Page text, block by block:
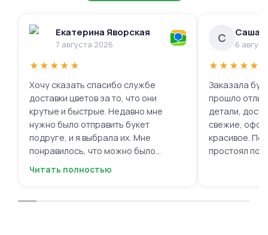
Екатерина Яворская
7 августа 2026
★★★★★
Хочу сказать спасибо службе
доставки цветов за то, что они
крутые и быстрые. Недавно мне
нужно было отправить букет
подруге, и я выбрала их. Мне
понравилось, что можно было
выбрать цветы и оформить заказ
время, и цветы были свежие и
Читать полностью
С Саша
6
★★★★★
Заказала
прошло
детали,
свежие,
красивое.
простоял